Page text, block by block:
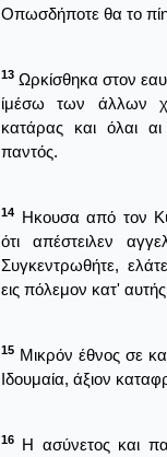
Οπωσδήποτε θα το
13 Ωρκίσθηκα στον
ίμέσω των άλλων
κατάρας και όλαι
παντός.
14
Ηκουσα από τον
ότι απέστειλεν
Συγκεντρωθήτε,
εις πόλεμον κατ'
15 Μικρόν έθνος σε
Ιδουμαία, άξιον
16
Η ασύνετος και